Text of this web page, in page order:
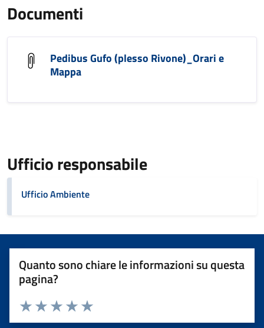
Documenti
Pedibus Gufo (plesso Rivone)_Orari e
Mappa
Ufficio responsabile
Ufficio Ambiente
Quanto sono chiare le informazioni su questa
pagina?
Valuta 5 stelle su 5
Valuta 4 stelle su 5
Valuta 3 stelle su 5
Valuta 2 stelle su 5
Valuta 1 stelle su 5